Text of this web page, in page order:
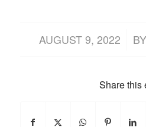
AUGUST 9, 2022
/ BY
Share this